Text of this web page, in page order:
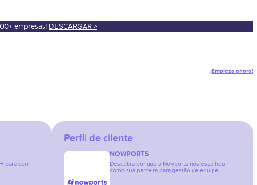
empresas! DESCARGAR >
¡Empieza ahora!
para gerir
Perfil de cliente
NOWPORTS
Descubra por que a Nowports nos escolheu
como sua parceira para gestão de equipe.